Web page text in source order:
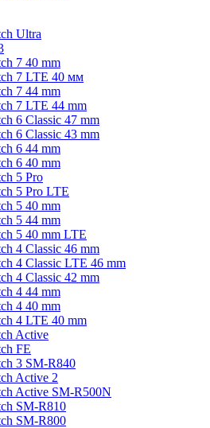
Ultra
7 40 mm
7 LTE 40 мм
7 44 mm
7 LTE 44 mm
6 Classic 47 mm
6 Classic 43 mm
6 44 mm
6 40 mm
5 Pro
5 Pro LTE
5 40 mm
5 44 mm
5 40 mm LTE
4 Classic 46 mm
4 Classic LTE 46 mm
4 Classic 42 mm
4 44 mm
4 40 mm
4 LTE 40 mm
Active
FE
3 SM-R840
Active 2
Active SM-R500N
SM-R810
SM-R800